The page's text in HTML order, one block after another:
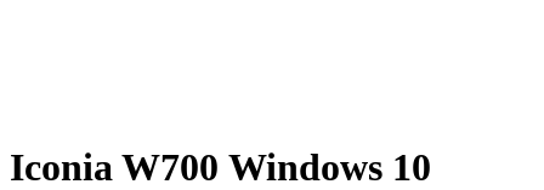
Iconia W700 Windows 10